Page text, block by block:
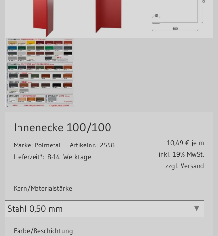
Innenecke 100/100
Marke: Polmetal Artikelnr.: 2558
Lieferzeit*: 8-14 Werktage
10,49 € je m
inkl. 19% MwSt.
zzgl. Versand
Kern/Materialstärke
Farbe/Beschichtung